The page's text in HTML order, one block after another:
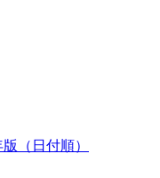
（日付順）